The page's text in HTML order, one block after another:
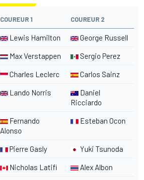
COUREUR 1 COUREUR 2
Lewis Hamilton George Russell
Max Verstappen Sergio Perez
Charles Leclerc Carlos Sainz
Lando Norris
Daniel
Ricciardo
Fernando
Alonso
Esteban Ocon
Pierre Gasly Yuki Tsunoda
Nicholas Latifi Alex Albon